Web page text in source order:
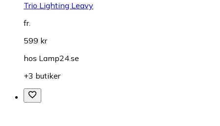
Trio Lighting Leavy
fr.
599 kr
hos Lamp24.se
+3 butiker